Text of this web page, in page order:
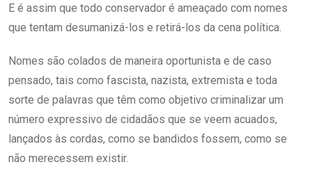
E é assim que todo conservador é ameaçado com nomes
que tentam desumanizá-los e retirá-los da cena política.
Nomes são colados de maneira oportunista e de caso
pensado, tais como fascista, nazista, extremista e toda
sorte de palavras que têm como objetivo criminalizar um
número expressivo de cidadãos que se veem acuados,
lançados às cordas, como se bandidos fossem, como se
não merecessem existir.